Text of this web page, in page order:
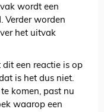
wordt een
Verder worden
het uitvak
dit een reactie is op
is het dus niet.
komen, past nu
waarop een